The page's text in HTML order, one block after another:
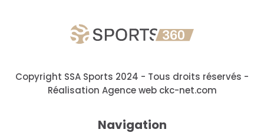
Copyright SSA Sports 2024 - Tous droits réservés -
Réalisation Agence web ckc-net.com
Navigation